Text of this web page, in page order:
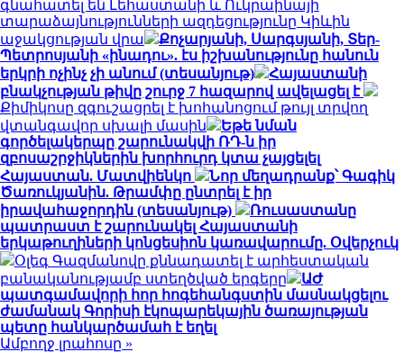
գնահատել են Լեհաստանի և Ուկրաինայի
տարաձայնությունների ազդեցությունը Կիևին
աջակցության վրա
Քոչարյանի, Սարգսյանի, Տեր-
Պետրոսյանի «ինադու». էս իշխանությունը հանուն
երկրի ոչինչ չի անում (տեսանյութ)
Հայաստանի
բնակչության թիվը շուրջ 7 հազարով ավելացել է
Քիմիկոսը զգուշացրել է խոհանոցում թույլ տրվող
վտանգավոր սխալի մասին
Եթե նման
գործելակերպը շարունակվի ՌԴ-ն իր
զբոսաշրջիկներին խորհուրդ կտա չայցելել
Հայաստան. Մատվիենկո
Նոր մեղադրանք՝ Գագիկ
Ծառուկյանին. Թրամփը ընտրել է իր
իրավահաջորդին (տեսանյութ)
Ռուսաստանը
պատրաստ է շարունակել Հայաստանի
երկաթուղիների կոնցեսիոն կառավարումը. Օվերչուկ
Օլեգ Գազմանովը քննադատել է արհեստական
բանականությամբ ստեղծված երգերը
ԱԺ
պատգամավորի հոր հոգեհանգստին մասնակցելու
ժամանակ Գորիսի էկոպարեկային ծառայության
պետը հանկարծամահ է եղել
Ամբողջ լրահոսը »